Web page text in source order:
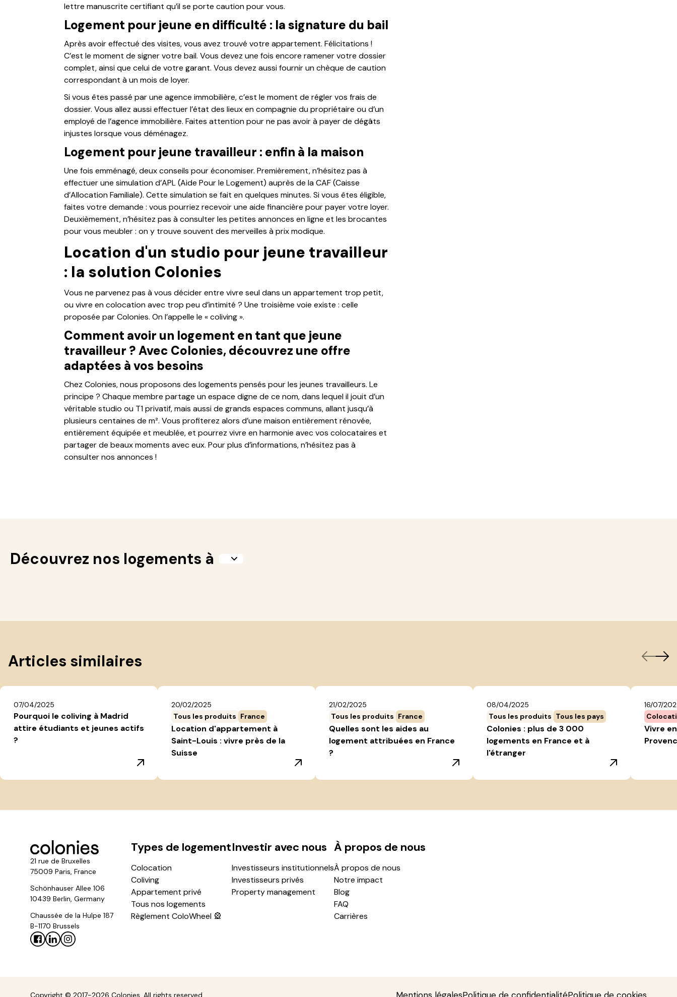
lettre manuscrite certifiant qu’il se porte caution pour vous.
Logement pour jeune en difficulté : la signature du bail
Après avoir effectué des visites, vous avez trouvé votre appartement. Félicitations !
C’est le moment de signer votre bail. Vous devez une fois encore ramener votre dossier
complet, ainsi que celui de votre garant. Vous devez aussi fournir un chèque de caution
correspondant à un mois de loyer.
Si vous êtes passé par une agence immobilière, c’est le moment de régler vos frais de
dossier. Vous allez aussi effectuer l’état des lieux en compagnie du propriétaire ou d’un
employé de l’agence immobilière. Faites attention pour ne pas avoir à payer de dégâts
injustes lorsque vous déménagez.
Logement pour jeune travailleur : enfin à la maison
Une fois emménagé, deux conseils pour économiser. Premièrement, n’hésitez pas à
effectuer une simulation d’APL (Aide Pour le Logement) auprès de la CAF (Caisse
d’Allocation Familiale). Cette simulation se fait en quelques minutes. Si vous êtes éligible,
faites votre demande : vous pourriez recevoir une aide financière pour payer votre loyer.
Deuxièmement, n’hésitez pas à consulter les petites annonces en ligne et les brocantes
pour vous meubler : on y trouve souvent des merveilles à prix modique.
Location d'un studio pour jeune travailleur
: la solution Colonies
Vous ne parvenez pas à vous décider entre vivre seul dans un appartement trop petit,
ou vivre en colocation avec trop peu d’intimité ? Une troisième voie existe : celle
proposée par Colonies. On l’appelle le « coliving ».
Comment avoir un logement en tant que jeune
travailleur ? Avec Colonies, découvrez une offre
adaptées à vos besoins
Chez Colonies, nous proposons des logements pensés pour les jeunes travailleurs. Le
principe ? Chaque membre partage un espace digne de ce nom, dans lequel il jouit d’un
véritable studio ou T1 privatif, mais aussi de grands espaces communs, allant jusqu’à
plusieurs centaines de m². Vous profiterez alors d’une maison entièrement rénovée,
entièrement équipée et meublée, et pourrez vivre en harmonie avec vos colocataires et
partager de beaux moments avec eux. Pour plus d’informations, n’hésitez pas à
consulter nos annonces !
Découvrez nos logements à
Articles similaires
07/04/2025
Pourquoi le coliving à Madrid
attire étudiants et jeunes actifs
?
20/02/2025
Tous les produits France
Location d'appartement à
Saint-Louis : vivre près de la
Suisse
21/02/2025
Tous les produits France
Quelles sont les aides au
logement attribuées en France
?
08/04/2025
Tous les produits Tous les pays
Colonies : plus de 3 000
logements en France et à
l'étranger
16/07/
Vivre
21 rue de Bruxelles
75009 Paris, France
Schönhauser Allee 106
10439 Berlin, Germany
Chaussée de la Hulpe 187
B-1170 Brussels
Types de logement
Colocation
Coliving
Appartement privé
Tous nos logements
Règlement ColoWheel 🎡
Investir avec nous
Investisseurs institutionnels
Investisseurs privés
Property management
À propos de nous
À propos de nous
Notre impact
Blog
FAQ
Carrières
Copyright © 2017-2026 Colonies. All rights reserved.